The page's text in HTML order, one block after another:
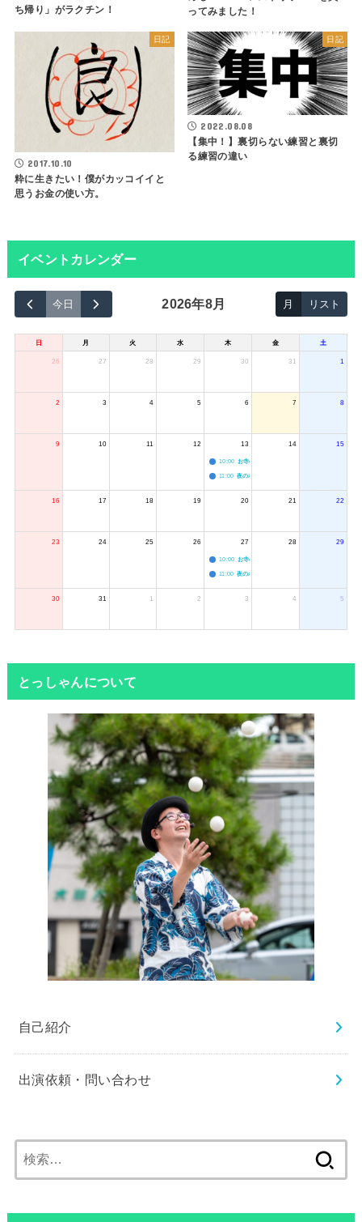
ち帰り」がラクチン！
ってみました！
日記
2017.10.10
粋に生きたい！僕がカッコイイと
思うお金の使い方。
日記
2022.08.08
【集中！】裏切らない練習と裏切
る練習の違い
イベントカレンダー
今日 2026年8月 月 リスト
日 月 火 水 木 金 土
26 27 28 29 30 31 1
2 3 4 5 6 7 8
9 10 11 12 13
10:00 お寺のジャグリング教室
11:00 夜のボードゲーム会
14 15
16 17 18 19 20 21 22
23 24 25 26 27
10:00 お寺のジャグリング教室
11:00 夜のボードゲーム会
28 29
30 31 1 2 3 4 5
とっしゃんについて
自己紹介
出演依頼・問い合わせ
索: